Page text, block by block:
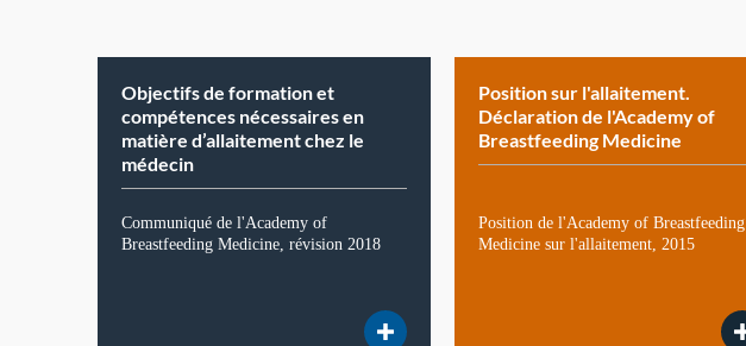
Objectifs de formation et
compétences nécessaires en
matière d’allaitement chez le
médecin
Communiqué de l'Academy of
Breastfeeding Medicine, révision 2018
Position sur l'allaitement.
Déclaration de l'Academy of
Breastfeeding Medicine
Position de l'Academy of Breastfeeding
Medicine sur l'allaitement, 2015